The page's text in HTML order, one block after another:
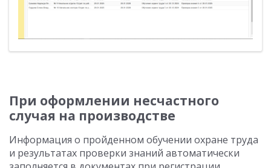
При оформлении несчастного
случая на производстве
Информация о пройденном обучении охране труда
и результатах проверки знаний автоматически